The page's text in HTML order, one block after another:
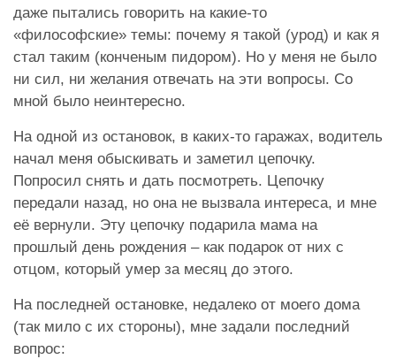
даже пытались говорить на какие-то
«философские» темы: почему я такой (урод) и как я
стал таким (конченым пидором). Но у меня не было
ни сил, ни желания отвечать на эти вопросы. Со
мной было неинтересно.
На одной из остановок, в каких-то гаражах, водитель
начал меня обыскивать и заметил цепочку.
Попросил снять и дать посмотреть. Цепочку
передали назад, но она не вызвала интереса, и мне
её вернули. Эту цепочку подарила мама на
прошлый день рождения – как подарок от них с
отцом, который умер за месяц до этого.
На последней остановке, недалеко от моего дома
(так мило с их стороны), мне задали последний
вопрос: